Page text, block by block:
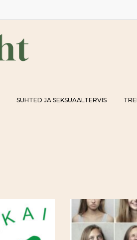
SUHTED JA SEKSUAALTERVIS